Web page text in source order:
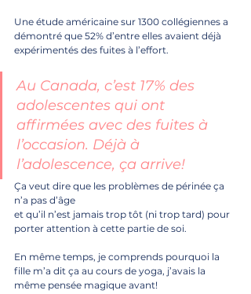
Une étude américaine sur 1300 collégiennes a
démontré que 52% d’entre elles avaient déjà
expérimentés des fuites à l’effort.
Au Canada, c’est 17% des
adolescentes qui ont
affirmées avec des fuites à
l’occasion. Déjà à
l’adolescence, ça arrive!
Ça veut dire que les problèmes de périnée ça
n’a pas d’âge
et qu’il n’est jamais trop tôt (ni trop tard) pour
porter attention à cette partie de soi.
En même temps, je comprends pourquoi la
fille m’a dit ça au cours de yoga, j’avais la
même pensée magique avant!